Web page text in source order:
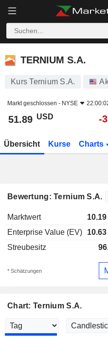
TERNIUM S.A.
TERNIUM S.A.
Kurs Ternium S.A.
Markt geschlossen - NYSE
51.89 USD -
Übersicht Kurse Charts
Bewertung: Ternium S.A.
Marktwert
Enterprise Value (EV)
Streubesitz
* Schätzungen
Chart: Ternium S.A.